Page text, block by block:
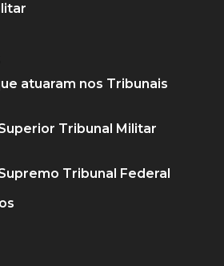
atuaram nos Tribunais
Tribunal Militar
Tribunal Federal